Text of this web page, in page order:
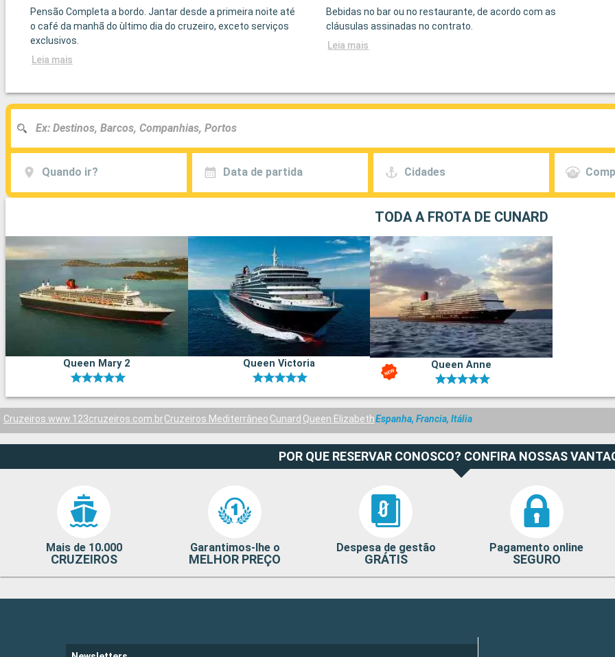
Pensão Completa a bordo. Jantar desde a primeira noite até
o café da manhã do ùltimo dia do cruzeiro, exceto serviços
exclusivos.
Leia mais
Bebidas no bar ou no restaurante, de acordo com as
cláusulas assinadas no contrato.
Leia mais
Quando ir? Data de partida Cidades
TODA A FROTA DE CUNARD
Queen Mary 2 Queen Victoria Queen Anne
Cruzeiros www.123cruzeiros.com.brCruzeiros Mediterrâneo Cunard Queen ElizabethEspanha, Francia, Itália
POR QUE RESERVAR CONOSCO? CONFIRA NOSSAS
Mais de 10.000
CRUZEIROS
Garantimos-lhe o
MELHOR PREÇO
Despesa de gestão
GRÁTIS
Pagamento online
SEGURO